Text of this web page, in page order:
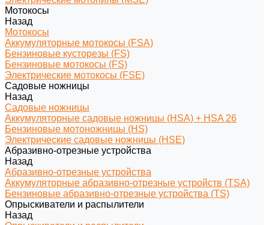
Мотокосы
Назад
Мотокосы
Аккумуляторные мотокосы (FSA)
Бензиновые кусторезы (FS)
Бензиновые мотокосы (FS)
Электрические мотокосы (FSE)
Садовые ножницы
Назад
Садовые ножницы
Аккумуляторные садовые ножницы (HSA) + HSA 26
Бензиновые мотоножницы (HS)
Электрические садовые ножницы (HSE)
Абразивно-отрезные устройства
Назад
Абразивно-отрезные устройства
Аккумуляторные абразивно-отрезные устройств (TSA)
Бензиновые абразивно-отрезные устройства (TS)
Опрыскиватели и распылители
Назад